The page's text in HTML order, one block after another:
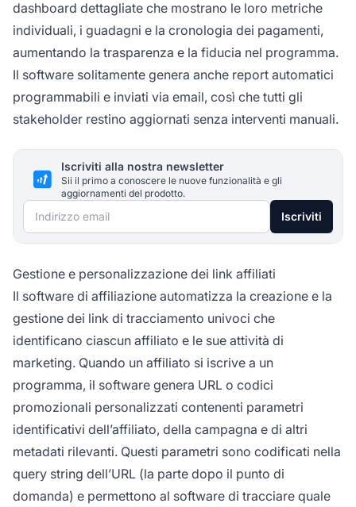
dashboard dettagliate che mostrano le loro metriche
individuali, i guadagni e la cronologia dei pagamenti,
aumentando la trasparenza e la fiducia nel programma.
Il software solitamente genera anche report automatici
programmabili e inviati via email, così che tutti gli
stakeholder restino aggiornati senza interventi manuali.
Iscriviti alla nostra newsletter
Sii il primo a conoscere le nuove funzionalità e gli
aggiornamenti del prodotto.
Indirizzo email Iscriviti
Gestione e personalizzazione dei link affiliati
Il software di affiliazione automatizza la creazione e la
gestione dei link di tracciamento univoci che
identificano ciascun affiliato e le sue attività di
marketing. Quando un affiliato si iscrive a un
programma, il software genera URL o codici
promozionali personalizzati contenenti parametri
identificativi dell’affiliato, della campagna e di altri
metadati rilevanti. Questi parametri sono codificati nella
query string dell’URL (la parte dopo il punto di
domanda) e permettono al software di tracciare quale